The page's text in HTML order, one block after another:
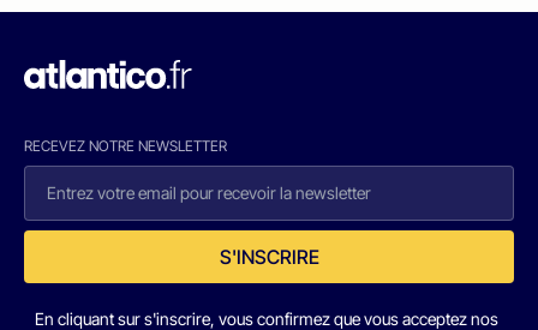
RECEVEZ NOTRE NEWSLETTER
S'INSCRIRE
En cliquant sur s'inscrire, vous confirmez que vous acceptez nos